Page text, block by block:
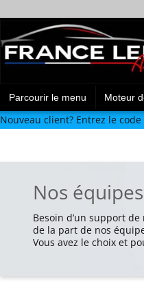
Parcourir le menu Moteur
Nouveau client? Entrez le
Nos
Besoin d’un support
de la part de nos
Vous avez le choix et